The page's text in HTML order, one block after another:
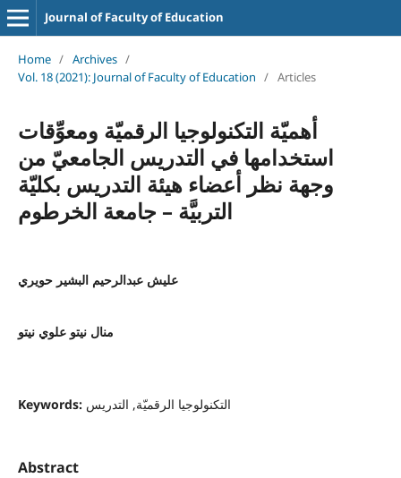
Journal of Faculty of Education
Home / Archives /
Vol. 18 (2021): Journal of Faculty of Education / Articles
أهميّة التكنولوجيا الرقميّة ومعوِّقات
استخدامها في التدريس الجامعيّ من
وجهة نظر أعضاء هيئة التدريس بكليّة
التربيَّة – جامعة الخرطوم
عليش عبدالرحيم البشير حويري
منال نيتو علوي نيتو
Keywords: التكنولوجيا الرقميّة, التدريس
Abstract